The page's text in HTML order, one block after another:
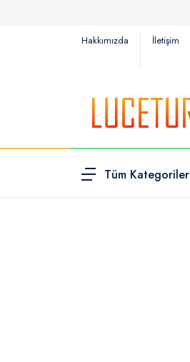
Hakkımızda İletişim
Tüm Kategoriler